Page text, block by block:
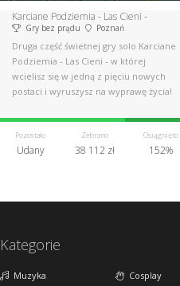
Karciane Podziemia - Las Cieni -
Gry bez prądu Poznań
Druga część świetnej gry solo Karciane
Podziemia - Las Cieni - w której
wcielisz się w jedną z pięciu nowych
postaci i wyruszysz na wyprawę życia!
Pozostało
Udany
Zebrano
38 112 zł
Osiągnięto
152%
Kategorie
Muzyka
Cosplay